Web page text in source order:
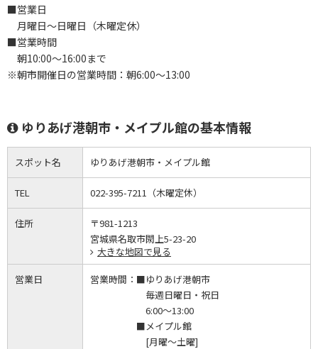
■営業日
月曜日～日曜日（木曜定休）
■営業時間
朝10:00～16:00まで
※朝市開催日の営業時間：朝6:00～13:00
ゆりあげ港朝市・メイプル館の基本情報
スポット名 ゆりあげ港朝市・メイプル館
TEL 022-395-7211（木曜定休）
住所
〒981-1213
宮城県名取市閖上5-23-20
大きな地図で見る
営業日 営業時間： ■ゆりあげ港朝市
毎週日曜日・祝日
6:00～13:00
■メイプル館
[月曜～土曜]